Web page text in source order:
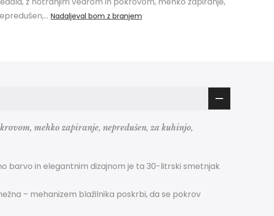
Nadaljeval bom z branjem
mehko zapiranje, nepredušen, za kuhinjo,
barvo in elegantnim dizajnom je ta 30-litrski smetnjak
– mehanizem blažilnika poskrbi, da se pokrov